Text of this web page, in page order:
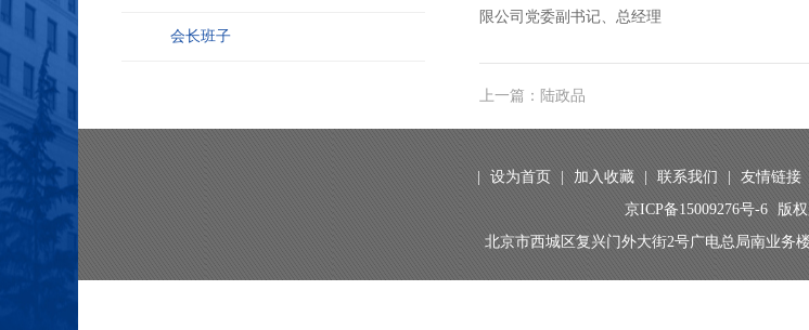
会长班子
限公司党委副书记、总经理
上一篇：陆政品
设为首页 加入收藏 联系我们 友情链接
京ICP备15009276号-6
版
北京市西城区复兴门外大街2号广电总局南业务